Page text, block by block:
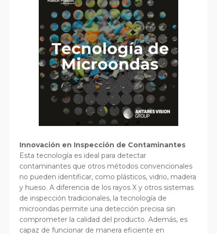
Innovación en Inspección de Contaminantes
Esta tecnología es ideal para detectar
contaminantes que otros métodos convencionales
no pueden identificar, como plásticos, vidrio, madera
y hueso. A diferencia de los rayos X y otros sistemas
de inspección tradicionales, la tecnología de
microondas permite una detección precisa sin
comprometer la calidad del producto. Además, es
capaz de funcionar de manera eficiente en